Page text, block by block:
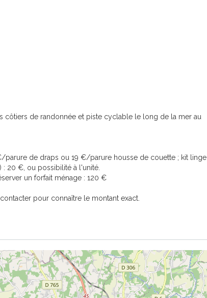
côtiers de randonnée et piste cyclable le long de la mer au
de draps ou 19 €/parure housse de couette ; kit linge
: 20 €, ou possibilité à l'unité.
un forfait ménage : 120 €
pour connaître le montant exact.